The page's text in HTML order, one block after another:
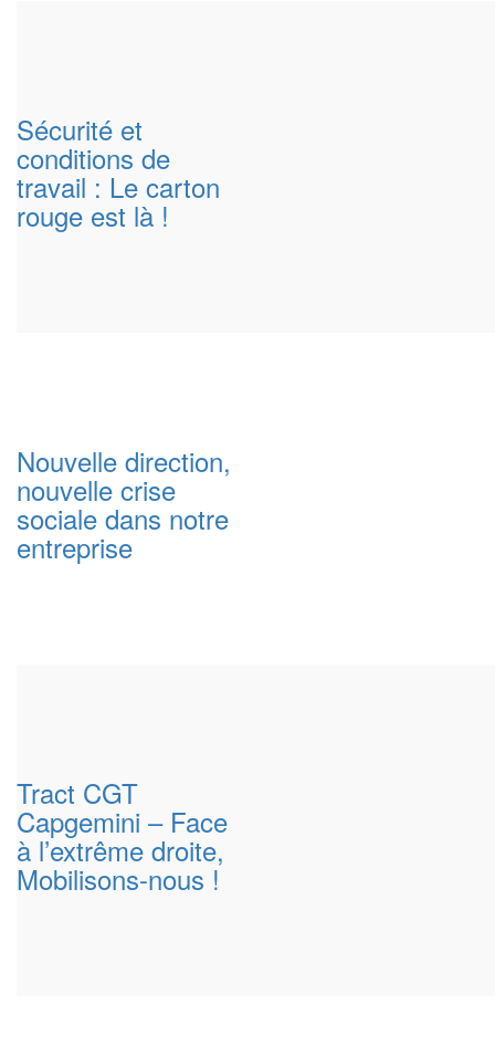
Sécurité et
conditions de
travail : Le carton
rouge est là !
Nouvelle direction,
nouvelle crise
sociale dans notre
entreprise
Tract CGT
Capgemini – Face
à l’extrême droite,
Mobilisons-nous !